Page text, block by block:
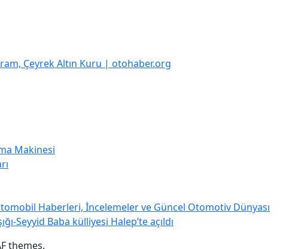
Çeyrek Altın Kuru | otohaber.org
Makinesi
Haberleri, İncelemeler ve Güncel Otomotiv Dünyası
Seyyid Baba külliyesi Halep’te açıldı
themes.